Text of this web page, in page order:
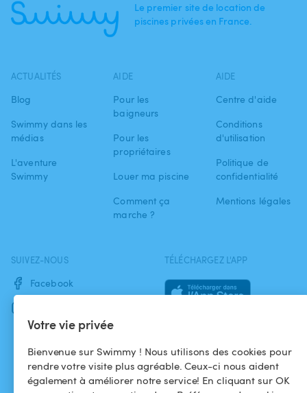
Votre vie privée
Bienvenue sur Swimmy ! Nous utilisons des cookies pour
rendre votre visite plus agréable. Ceux-ci nous aident
également à améliorer notre service! En cliquant sur OK
Le premier site de location de
piscines privées en France.
ACTUALITÉS
Blog
Swimmy dans les
médias
L'aventure
Swimmy
AIDE
Pour les
baigneurs
Pour les
propriétaires
Louer ma piscine
Comment ça
marche ?
AIDE
Centre d'aide
Conditions
d'utilisation
Politique de
confidentialité
Mentions légales
SUIVEZ-NOUS
Facebook
TÉLÉCHARGEZ L'APP